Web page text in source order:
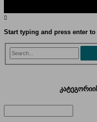
Start typing and press enter to
Search...